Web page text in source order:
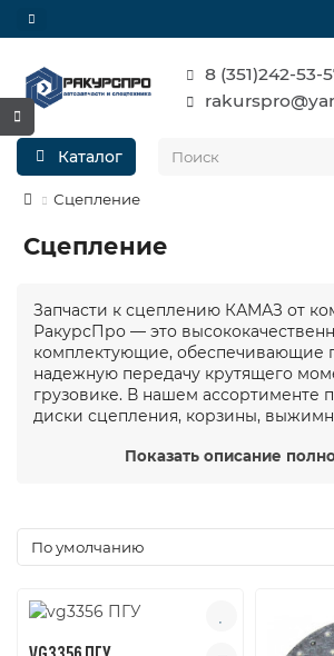
8 (351)242-53-
Каталог
Сцепление
Сцепление
Запчасти к сцеплению КАМАЗ от
РакурсПро — это
комплектующие, обеспечивающие
надежную передачу крутящего
грузовике. В нашем ассортименте
диски сцепления, корзины,
другие детали, изготовленные по
любых условиях эксплуатации.
широкому выбору и оперативной
минимизируя простой техники.
качество и надежность для
Показать описание
Показать описание